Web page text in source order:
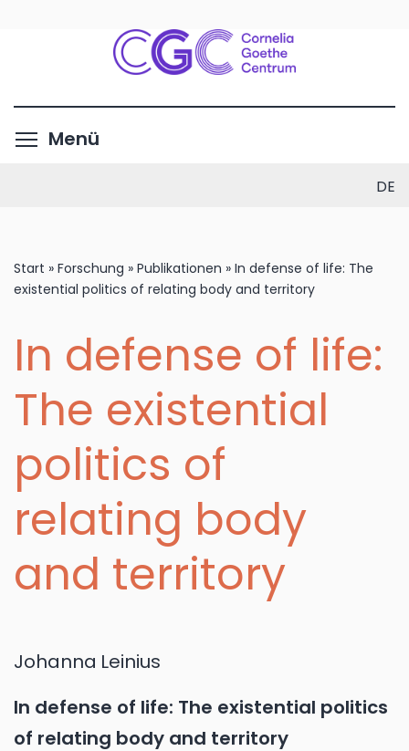
Inhalt
Menü
DE
Start » Forschung » Publikationen » In defense of life: The
existential politics of relating body and territory
In defense of life:
The existential
politics of
relating body
and territory
Johanna Leinius
In defense of life: The existential politics
of relating body and territory